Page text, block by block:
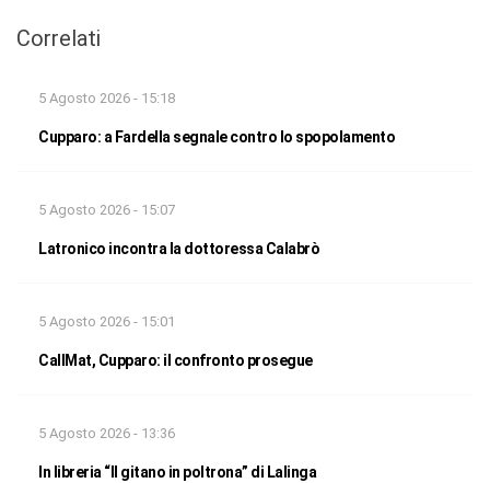
Correlati
5 Agosto 2026 - 15:18
Cupparo: a Fardella segnale contro lo spopolamento
5 Agosto 2026 - 15:07
Latronico incontra la dottoressa Calabrò
5 Agosto 2026 - 15:01
CallMat, Cupparo: il confronto prosegue
5 Agosto 2026 - 13:36
In libreria “Il gitano in poltrona” di Lalinga